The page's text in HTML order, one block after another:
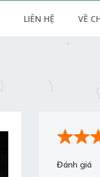
LIÊN HỆ VỀ
Đánh giá